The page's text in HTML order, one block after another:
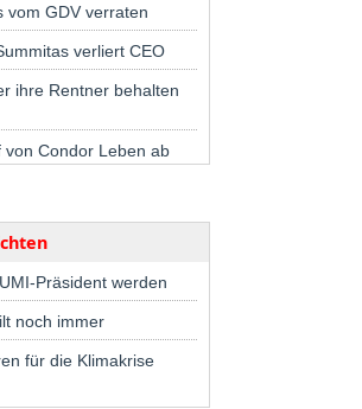
vom GDV verraten
verliert CEO
ihre Rentner behalten
von Condor Leben ab
Präsident werden
noch immer
für die Klimakrise